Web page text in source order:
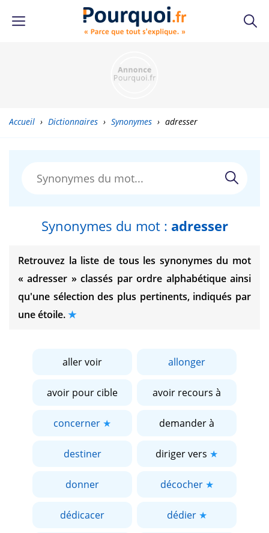
Accueil › Dictionnaires › Synonymes › adresser
Synonymes du mot : adresser
Retrouvez la liste de tous les synonymes du mot
« adresser »classés par ordre alphabétique ainsi
qu'une sélection des plus pertinents, indiqués par
une étoile.
aller voir allonger
avoir pour cible avoir recours à
concerner demander à
destiner diriger vers
donner décocher
dédicacer dédier